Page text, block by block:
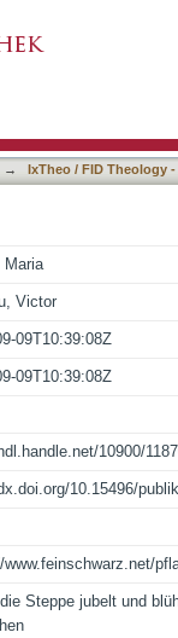
→ IxTheo / FID Theology
Maria
Victor
09T10:39:08Z
09T10:39:08Z
10900/
10.15496/
www.feinschwarz.net/
Steppe jubelt und